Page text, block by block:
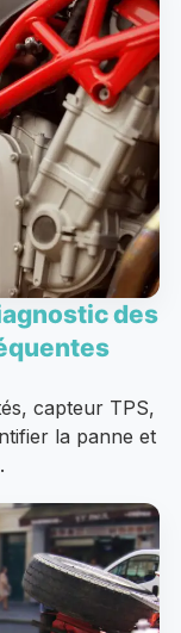
des
capteur TPS,
la panne et